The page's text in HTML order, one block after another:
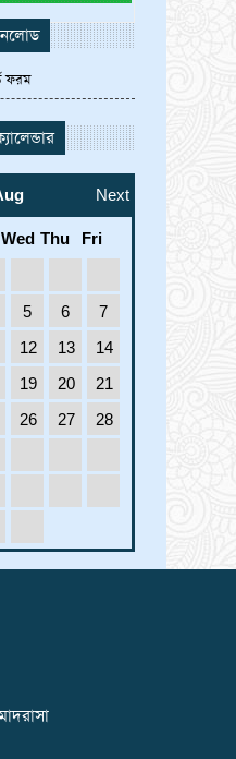
ফরম
Next
Wed Thu Fri
5 6
7
12 13
14
19 20
21
26 27
28